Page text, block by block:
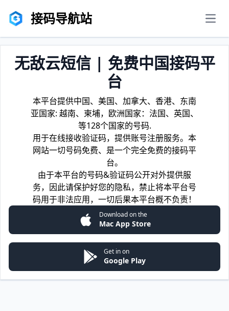
接码导航站
无敌云短信 | 免费中国接码平
台
本平台提供中国、美国、加拿大、香港、东南
亚国家: 越南、柬埔，欧洲国家：法国、英国、
等128个国家的号码.
用于在线接收验证码，提供账号注册服务。本
网站一切号码免费、是一个完全免费的接码平
台。
由于本平台的号码&验证码公开对外提供服
务，因此请保护好您的隐私，禁止将本平台号
码用于非法应用，一切后果本平台概不负责！
Download on the
Mac App Store
Get in on
Google Play